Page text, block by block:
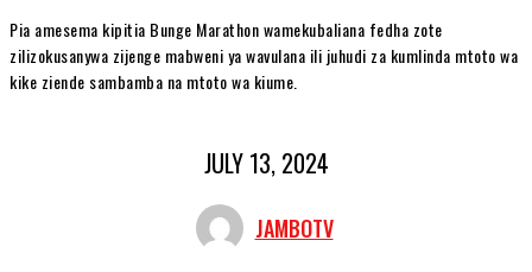
Pia amesema kipitia Bunge Marathon wamekubaliana fedha zote
zilizokusanywa zijenge mabweni ya wavulana ili juhudi za kumlinda mtoto wa
kike ziende sambamba na mtoto wa kiume.
JULY 13, 2024
JAMBOTV